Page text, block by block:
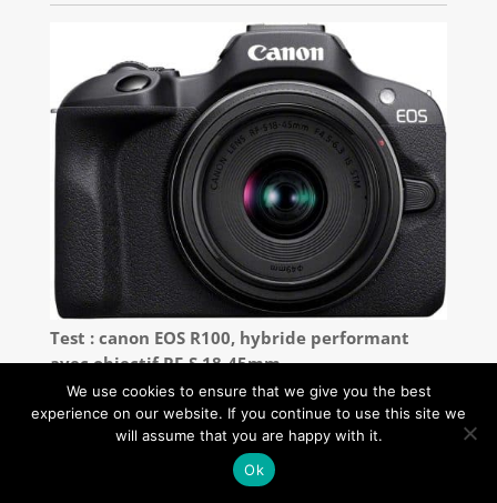
Test : canon EOS R100, hybride performant
avec objectif RF-S 18-45mm
We use cookies to ensure that we give you the best
experience on our website. If you continue to use this site we
will assume that you are happy with it.
Ok